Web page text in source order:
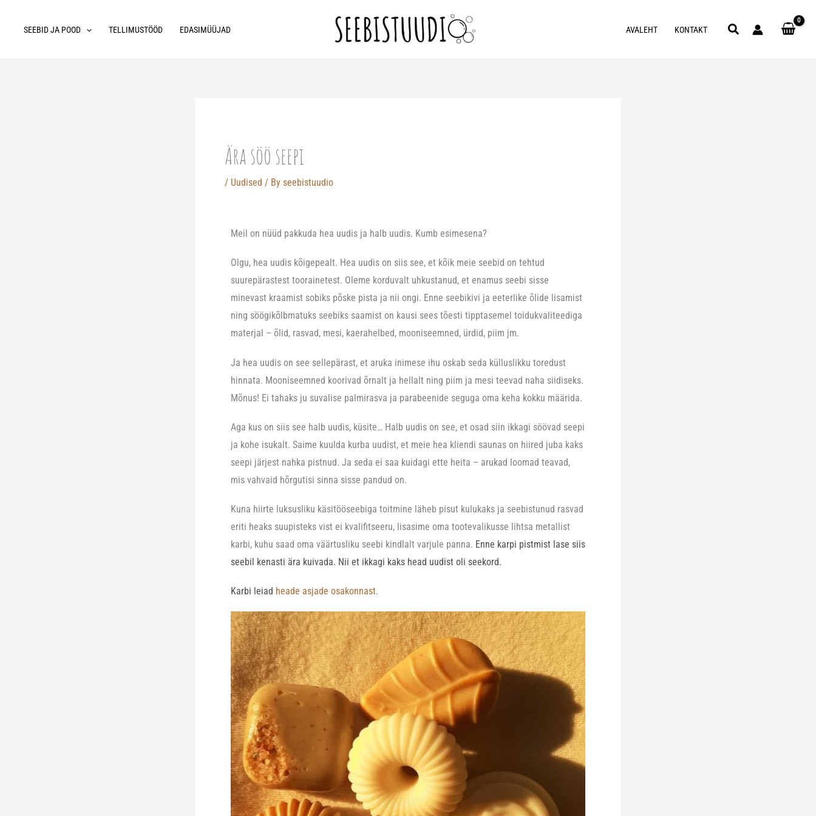
SEEBID JA POOD TELLIMUSTÖÖD EDASIMÜÜJAD AVALEHT KONTAKT Search
Ära söö seepi
/ Uudised / By seebistuudio
Meil on nüüd pakkuda hea uudis ja halb uudis. Kumb esimesena?
Olgu, hea uudis kõigepealt. Hea uudis on siis see, et kõik meie seebid on tehtud
suurepärastest toorainetest. Oleme korduvalt uhkustanud, et enamus seebi sisse
minevast kraamist sobiks põske pista ja nii ongi. Enne seebikivi ja eeterlike õlide lisamist
ning söögikõlbmatuks seebiks saamist on kausi sees tõesti tipptasemel toidukvaliteediga
materjal – õlid, rasvad, mesi, kaerahelbed, mooniseemned, ürdid, piim jm.
Ja hea uudis on see sellepärast, et aruka inimese ihu oskab seda külluslikku toredust
hinnata. Mooniseemned koorivad õrnalt ja hellalt ning piim ja mesi teevad naha siidiseks.
Mõnus! Ei tahaks ju suvalise palmirasva ja parabeenide seguga oma keha kokku määrida.
Aga kus on siis see halb uudis, küsite… Halb uudis on see, et osad siin ikkagi söövad seepi
ja kohe isukalt. Saime kuulda kurba uudist, et meie hea kliendi saunas on hiired juba kaks
seepi järjest nahka pistnud. Ja seda ei saa kuidagi ette heita – arukad loomad teavad,
mis vahvaid hõrgutisi sinna sisse pandud on.
Kuna hiirte luksusliku käsitööseebiga toitmine läheb pisut kulukaks ja seebistunud rasvad
eriti heaks suupisteks vist ei kvalifitseeru, lisasime oma tootevalikusse lihtsa metallist
karbi, kuhu saad oma väärtusliku seebi kindlalt varjule panna. Enne karpi pistmist lase siis
seebil kenasti ära kuivada. Nii et ikkagi kaks head uudist oli seekord.
Karbi leiad heade asjade osakonnast.